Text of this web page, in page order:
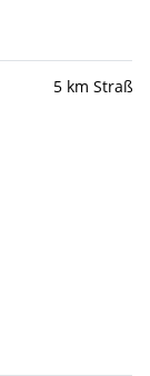
5 km Straße